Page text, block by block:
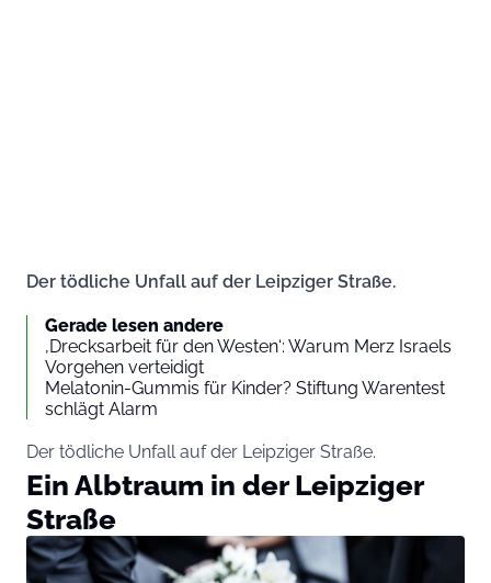
Der tödliche Unfall auf der Leipziger Straße.
Gerade lesen andere
‚Drecksarbeit für den Westen‘: Warum Merz Israels
Vorgehen verteidigt
Melatonin-Gummis für Kinder? Stiftung Warentest
schlägt Alarm
Der tödliche Unfall auf der Leipziger Straße.
Ein Albtraum in der Leipziger
Straße